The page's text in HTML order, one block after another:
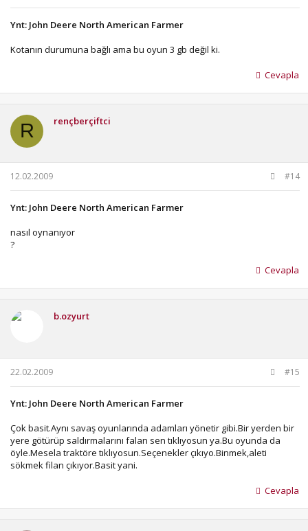
Ynt: John Deere North American Farmer
Kotanın durumuna bağlı ama bu oyun 3 gb değil ki.
Cevapla
R rençberçiftci
12.02.2009 #14
Ynt: John Deere North American Farmer
nasıl oynanıyor
?
Cevapla
b.ozyurt
22.02.2009 #15
Ynt: John Deere North American Farmer
Çok basit.Aynı savaş oyunlarında adamları yönetir gibi.Bir yerden bir
yere götürüp saldırmalarını falan sen tıklıyosun ya.Bu oyunda da
öyle.Mesela traktöre tıklıyosun.Seçenekler çıkıyo.Binmek,aleti
sökmek filan çıkıyor.Basit yani.
Cevapla